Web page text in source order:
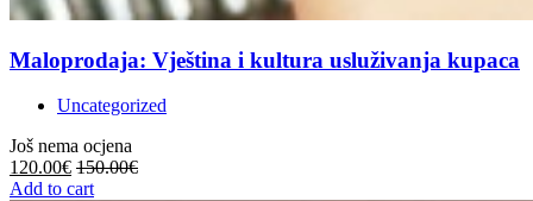
Maloprodaja: Vještina i kultura usluživanja kupaca
Uncategorized
Još nema ocjena
120.00€ 150.00€
Add to cart